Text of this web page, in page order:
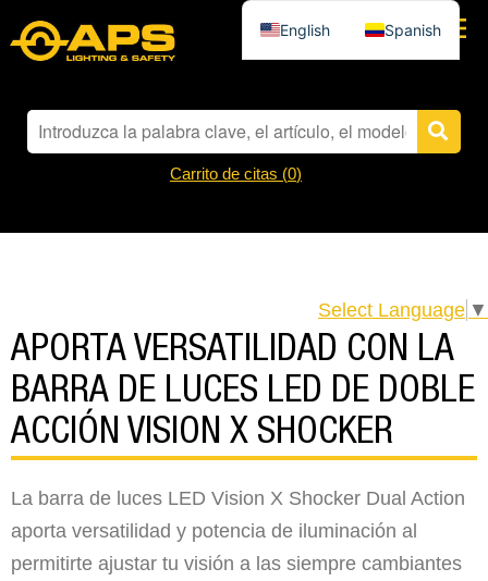
Carrito de citas (0)
Select Language ▼
APORTA VERSATILIDAD CON LA
BARRA DE LUCES LED DE DOBLE
ACCIÓN VISION X SHOCKER
La barra de luces LED Vision X Shocker Dual Action
aporta versatilidad y potencia de iluminación al
permitirte ajustar tu visión a las siempre cambiantes
English Spanish